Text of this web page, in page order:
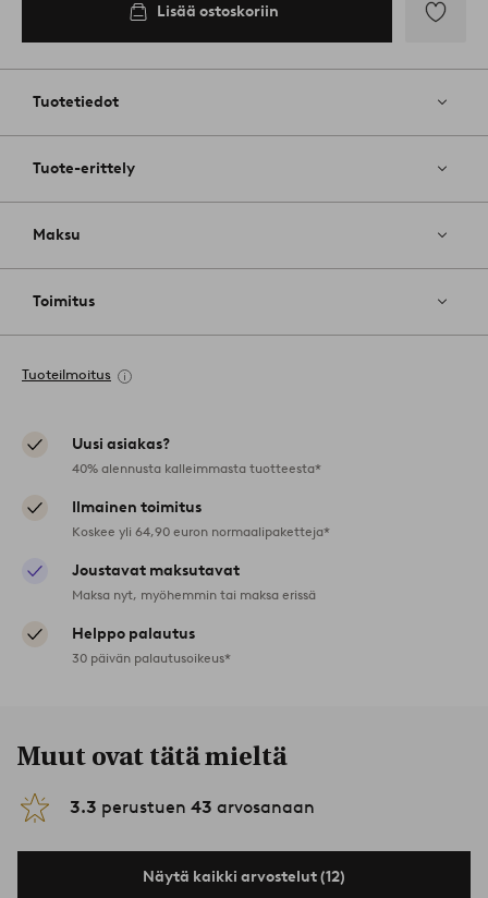
Lisää ostoskoriin
Tuotetiedot
Tuote-erittely
Maksu
Toimitus
Tuoteilmoitus
Uusi asiakas?
40% alennusta kalleimmasta tuotteesta*
Ilmainen toimitus
Koskee yli 64,90 euron normaalipaketteja*
Joustavat maksutavat
Maksa nyt, myöhemmin tai maksa erissä
Helppo palautus
30 päivän palautusoikeus*
Muut ovat tätä mieltä
3.3 perustuen 43 arvosanaan
Näytä kaikki arvostelut (12)